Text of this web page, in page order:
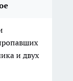
и двух